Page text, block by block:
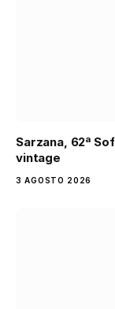
Sarzana, 62ª
vintage
3 AGOSTO 2026